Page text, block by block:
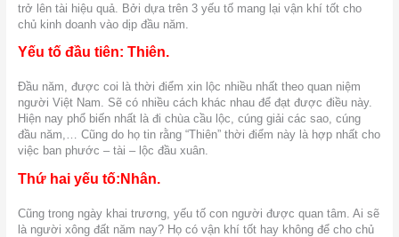
trở lên tài hiệu quả. Bởi dựa trên 3 yếu tố mang lại vận khí tốt cho
chủ kinh doanh vào dịp đầu năm.
Yếu tố đầu tiên: Thiên.
Đầu năm, được coi là thời điểm xin lộc nhiều nhất theo quan niệm
người Việt Nam. Sẽ có nhiều cách khác nhau để đạt được điều này.
Hiện nay phổ biến nhất là đi chùa cầu lộc, cúng giải các sao, cúng
đầu năm,… Cũng do họ tin rằng “Thiên” thời điểm này là hợp nhất cho
việc ban phước – tài – lộc đầu xuân.
Thứ hai yếu tố:Nhân.
Cũng trong ngày khai trương, yếu tố con người được quan tâm. Ai sẽ
là người xông đất năm nay? Họ có vận khí tốt hay không để cho chủ